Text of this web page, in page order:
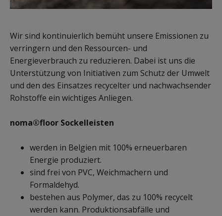
Wir sind kontinuierlich bemüht unsere Emissionen zu
verringern und den Ressourcen- und
Energieverbrauch zu reduzieren. Dabei ist uns die
Unterstützung von Initiativen zum Schutz der Umwelt
und den des Einsatzes recycelter und nachwachsender
Rohstoffe ein wichtiges Anliegen.
noma®floor Sockelleisten
werden in Belgien mit 100% erneuerbaren
Energie produziert.
sind frei von PVC, Weichmachern und
Formaldehyd.
bestehen aus Polymer, das zu 100% recycelt
werden kann. Produktionsabfälle und